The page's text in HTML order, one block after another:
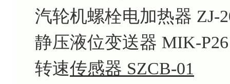
汽轮机螺栓电加热器 ZJ-
静压液位变送器 MIK-
转速传感器 SZCB-01